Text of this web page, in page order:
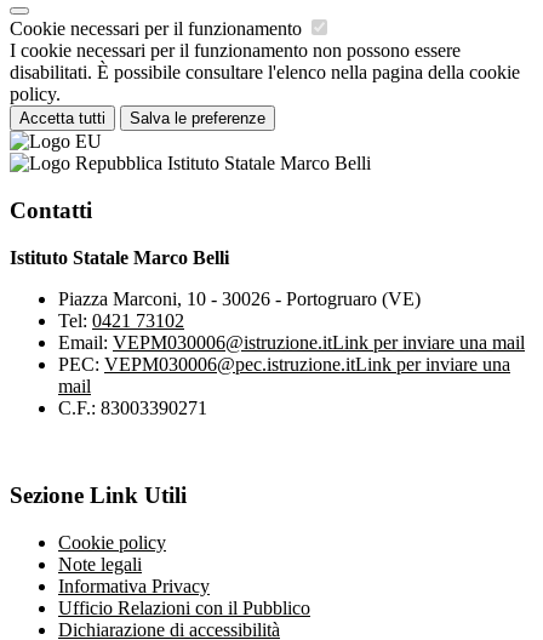
Cookie necessari per il funzionamento
I cookie necessari per il funzionamento non possono essere
disabilitati. È possibile consultare l'elenco nella pagina della cookie
policy.
Accetta tutti Salva le preferenze
Istituto Statale Marco Belli
Contatti
Istituto Statale Marco Belli
Piazza Marconi, 10 - 30026 - Portogruaro (VE)
Tel: 0421 73102
Email: VEPM030006@istruzione.itLink per inviare una mail
PEC: VEPM030006@pec.istruzione.itLink per inviare una
mail
C.F.: 83003390271
Sezione Link Utili
Cookie policy
Note legali
Informativa Privacy
Ufficio Relazioni con il Pubblico
Dichiarazione di accessibilità